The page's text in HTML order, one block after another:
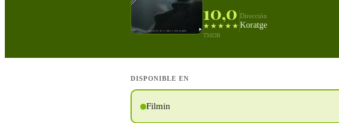
10,0
★★★★★
TMDB
Dirección
Koratge
DISPONIBLE EN
Filmin